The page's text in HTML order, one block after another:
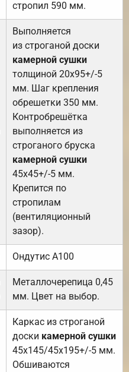
стропил 590 мм.
Выполняется
из строганой доски
камерной сушки
толщиной 20х95+/-5
мм. Шаг крепления
обрешетки 350 мм.
Контробрешётка
выполняется из
строганого бруска
камерной сушки
45х45+/-5 мм.
Крепится по
стропилам
(вентиляционный
зазор).
Ондутис А100
Металлочерепица 0,45
мм. Цвет на выбор.
Каркас из строганой
доски камерной сушки
45х145/45х195+/-5 мм.
Обшиваются